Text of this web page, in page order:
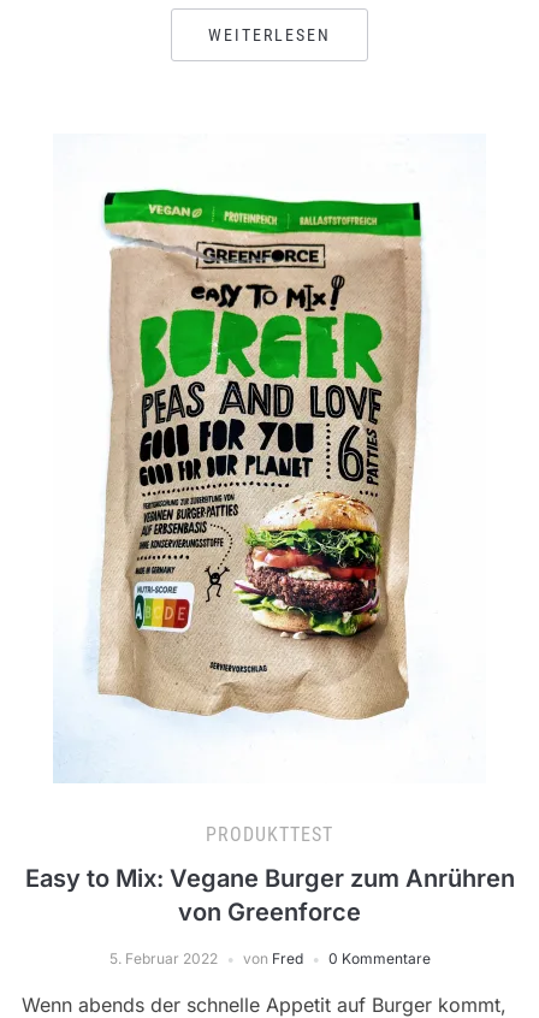
WEITERLESEN
PRODUKTTEST
Easy to Mix: Vegane Burger zum Anrühren
von Greenforce
5. Februar 2022 von Fred 0 Kommentare
Wenn abends der schnelle Appetit auf Burger kommt,